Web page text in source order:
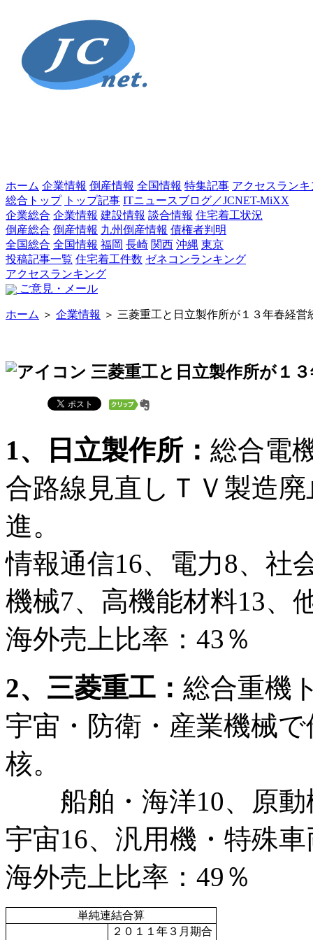
ホーム 企業情報 倒産情報 全国情報 特集記事 アクセスランキ
総合トップ トップ記事 ITニュースブログ／JCNET-MiXX
企業総合 企業情報 建設情報 談合情報 住宅着工状況
倒産総合 倒産情報 九州倒産情報 債権者判明
全国総合 全国情報 福岡 長崎 関西 沖縄 東京
投稿記事一覧 住宅着工件数 ゼネコンランキング
アクセスランキング
ご意見・メール
ホーム ＞ 企業情報 ＞ 三菱重工と日立製作所が１３年春経
三菱重工と日立製作所が１
1、日立製作所： 総合電
合路線見直しＴＶ製造
進。
情報通信16、電力8、社
機械7、高機能材料13、
海外売上比率：43％
2、三菱重工： 総合重機
宇宙・防衛・産業機械
核。
船舶・海洋10、原動
宇宙16、汎用機・特殊車
海外売上比率：49％
単純連結合算
２０１１年３月期合